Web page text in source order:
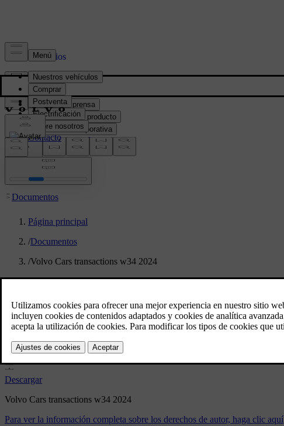
Prensa y Medios
Material de prensa
Información del producto
Información corporativa
Contacto de medios
location:
Documentos
Página principal
/Documentos
/Volvo Cars transactions w34 2024
8/26/2024
Marcador
Descargar
Volvo Cars transactions w34 2024
Para ver la información completa sobre los derechos de autor, haga clic aquí